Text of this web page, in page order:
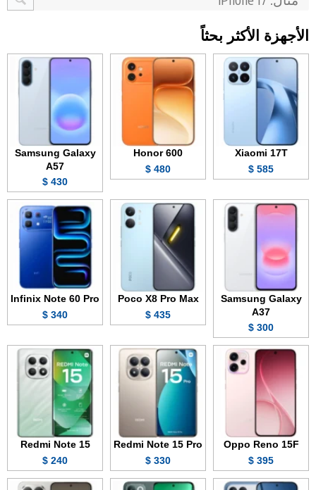
الأجهزة الأكثر بحثاً
Xiaomi 17T
585 $
Honor 600
480 $
Samsung Galaxy
A57
430 $
Samsung Galaxy
A37
300 $
Poco X8 Pro Max
435 $
Infinix Note 60 Pro
340 $
Oppo Reno 15F
395 $
Redmi Note 15 Pro
330 $
Redmi Note 15
240 $